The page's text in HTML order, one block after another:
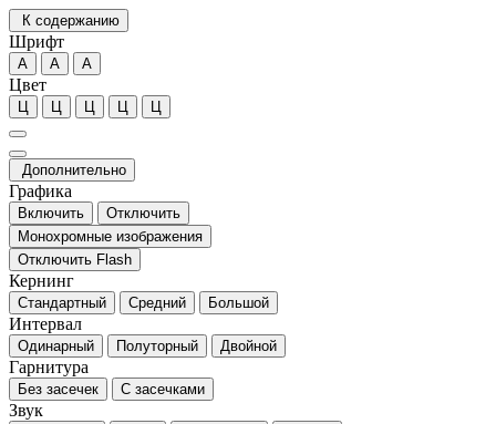
К содержанию
Шрифт
А А А
Цвет
Ц Ц Ц Ц Ц
Дополнительно
Графика
Включить
Отключить
Монохромные изображения
Отключить Flash
Кернинг
Стандартный Средний Большой
Интервал
Одинарный Полуторный Двойной
Гарнитура
Без засечек С засечками
Звук